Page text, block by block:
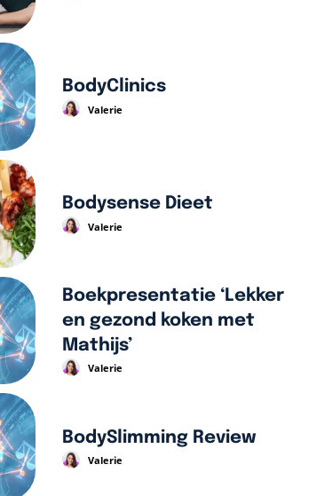
BodyClinics
Valerie
Bodysense Dieet
Valerie
Boekpresentatie ‘Lekker
en gezond koken met
Mathijs’
Valerie
BodySlimming Review
Valerie